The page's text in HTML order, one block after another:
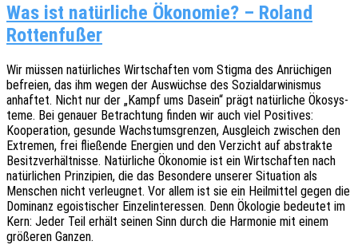
Was ist natürliche Ökonomie? – Roland
Rottenfußer
Wir müssen natür­li­ches Wirt­schaf­ten vom Stigma des Anrü­chi­gen
befrei­en, das ihm wegen der Auswüch­se des Sozi­al­dar­wi­nis­mus
anhaf­tet. Nicht nur der „Kampf ums Dasein“ prägt natür­li­che Ökosys­
te­me. Bei genau­er Betrach­tung finden wir auch viel Posi­ti­ves:
Koope­ra­ti­on, gesun­de Wachs­tums­gren­zen, Ausgleich zwischen den
Extre­men, frei flie­ßen­de Ener­gien und den Verzicht auf abstrak­te
Besitz­ver­hält­nis­se. Natür­li­che Ökono­mie ist ein Wirt­schaf­ten nach
natür­li­chen Prin­zi­pi­en, die das Beson­de­re unse­rer Situa­ti­on als
Menschen nicht verleug­net. Vor allem ist sie ein Heil­mit­tel gegen die
Domi­nanz egois­ti­scher Einzel­in­ter­es­sen. Denn Ökolo­gie bedeu­tet im
Kern: Jeder Teil erhält seinen Sinn durch die Harmo­nie mit einem
größe­ren Ganzen.